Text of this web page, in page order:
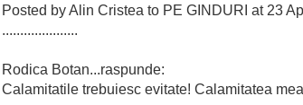
Posted by Alin Cristea to PE GINDURI at 23
.....................
Rodica Botan...raspunde:
Calamitatile trebuiesc evitate! Calamitatea